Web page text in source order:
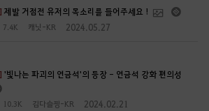
]제발 거점전 유저의 목소리를 들어주세요 !
7.4K 캐닛-KR 2024.05.27
]'빛나는 파괴의 연금석'의 등장 - 연금석 강화 편의성
10.3K 김다슬찡-KR 2024.02.21